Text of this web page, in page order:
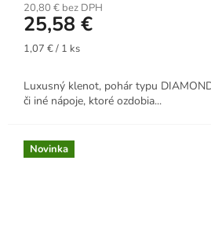
20,80 € bez DPH
25,58 €
Jednotková
1,07 € / 1 ks
Luxusný klenot, pohár typu
či iné nápoje, ktoré ozdobia...
Novinka